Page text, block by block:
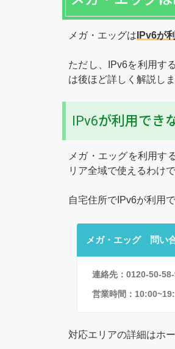
メガ・エッグは IPv6が
ただし、IPv6を利用す
は後ほど詳しく解説しま
IPv6が利用でき
メガ・エッグを利用す
リア全域で使えるわけ
自宅住所でIPv6が利用
メガ・エッグ 問い
連絡先：0120-50-
営業時間：
対応エリアの詳細はホ